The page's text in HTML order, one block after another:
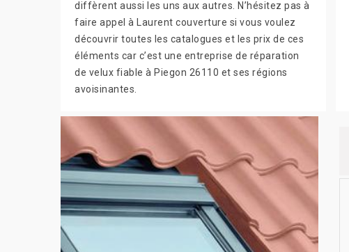
diffèrent aussi les uns aux autres. N’hésitez pas à
faire appel à Laurent couverture si vous voulez
découvrir toutes les catalogues et les prix de ces
éléments car c’est une entreprise de réparation
de velux fiable à Piegon 26110 et ses régions
avoisinantes.